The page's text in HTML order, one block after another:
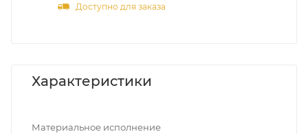
Доступно для заказа
Характеристики
Материальное исполнение